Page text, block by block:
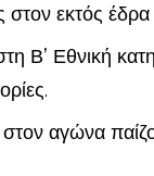
στον εκτός
Β’ Εθνική
αγώνα